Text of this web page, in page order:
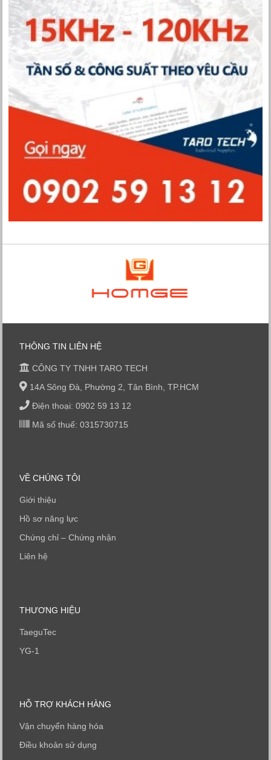
THÔNG TIN LIÊN HỆ
CÔNG TY TNHH TARO TECH
14A Sông Đà, Phường 2, Tân Bình, TP.HCM
Điện thoại: 0902 59 13 12
Mã số thuế: 0315730715
VỀ CHÚNG TÔI
Giới thiệu
Hồ sơ năng lực
Chứng chỉ – Chứng nhận
Liên hệ
THƯƠNG HIỆU
TaeguTec
YG-1
HỖ TRỢ KHÁCH HÀNG
Vận chuyển hàng hóa
Điều khoản sử dụng